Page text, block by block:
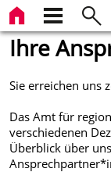
Ihre
Sie erreichen uns
Das Amt für
verschiedenen
Überblick über